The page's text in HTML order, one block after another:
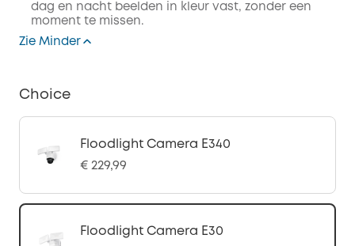
dag en nacht beelden in kleur vast, zonder een
moment te missen.
Zie Minder
Choice
Floodlight Camera E340
€ 229,99
Floodlight Camera E30